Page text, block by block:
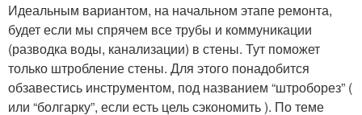
Идеальным вариантом, на начальном этапе ремонта,
будет если мы спрячем все трубы и коммуникации
(разводка воды, канализации) в стены. Тут поможет
только штробление стены. Для этого понадобится
обзавестись инструментом, под названием “штроборез” (
или “болгарку”, если есть цель сэкономить ). По теме